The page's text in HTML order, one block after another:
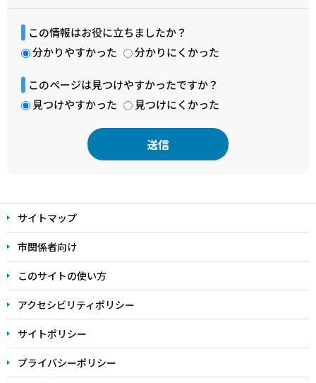
この情報はお役に立ちましたか？
分かりやすかった
分かりにくかった
このページは見つけやすかったですか？
見つけやすかった
見つけにくかった
文
こ
こ
ま
で
サイトマップ
市関係者向け
このサイトの使い方
アクセシビリティポリシー
サイトポリシー
プライバシーポリシー